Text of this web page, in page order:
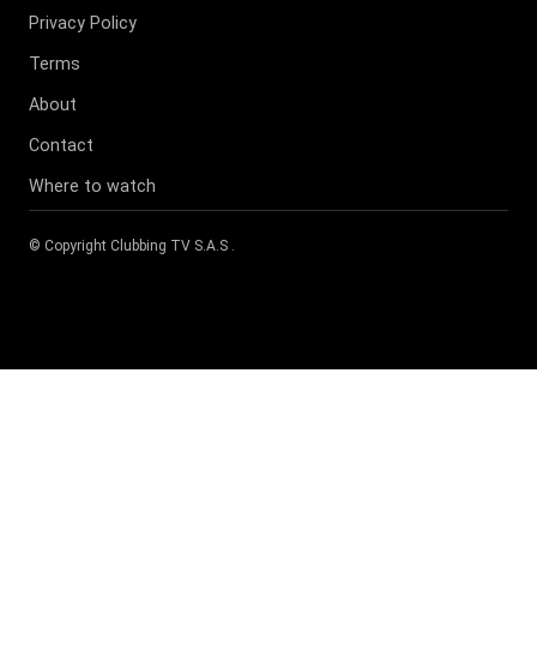
Privacy Policy
Terms
About
Contact
Where to watch
© Copyright Clubbing TV S.A.S .